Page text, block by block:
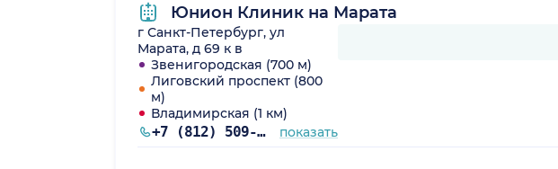
Юнион Клиник на Марата
г Санкт-Петербург, ул
Марата, д 69 к в
Звенигородская (700 м)
Лиговский проспект (800
м)
Владимирская (1 км)
+7 (812) 509-86-03 показать